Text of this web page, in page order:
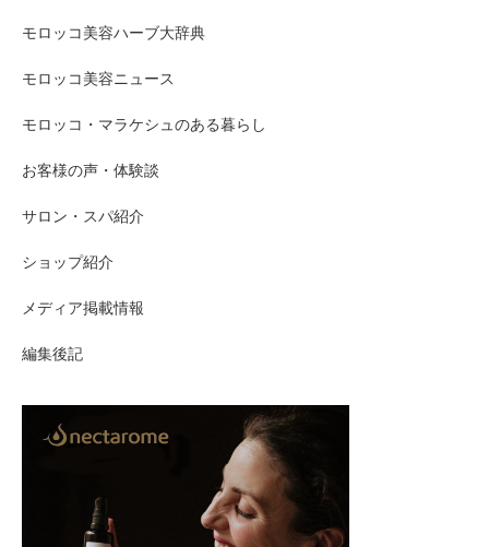
モロッコ美容ハーブ大辞典
モロッコ美容ニュース
モロッコ・マラケシュのある暮らし
お客様の声・体験談
サロン・スパ紹介
ショップ紹介
メディア掲載情報
編集後記